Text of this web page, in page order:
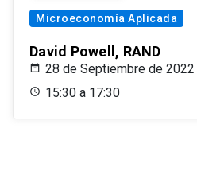
Microeconomía Aplicada
David Powell, RAND
28 de Septiembre de 2022
15:30 a 17:30